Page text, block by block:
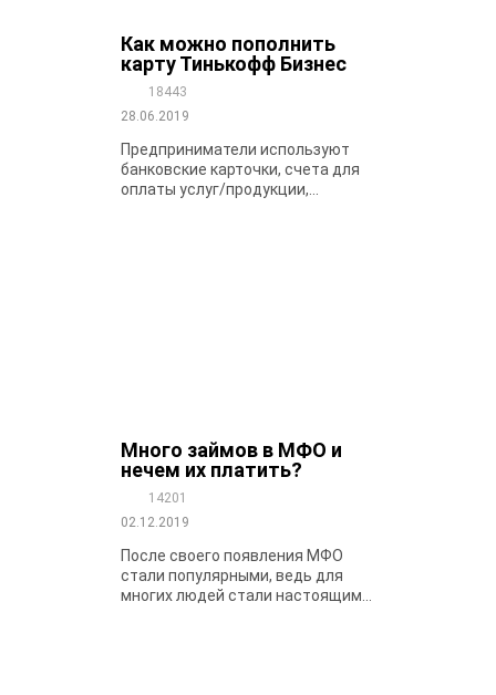
Как можно пополнить
карту Тинькофф Бизнес
18443
28.06.2019
Предприниматели используют
банковские карточки, счета для
оплаты услуг/продукции,...
Много займов в МФО и
нечем их платить?
14201
02.12.2019
После своего появления МФО
стали популярными, ведь для
многих людей стали настоящим...